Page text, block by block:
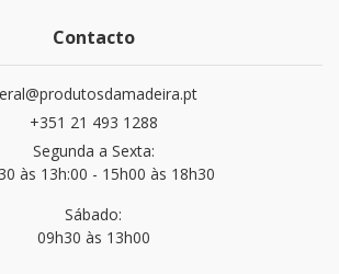
Contacto
+351 21 493 1288
Segunda a Sexta:
às 13h:00 - 15h00 às 18h30
Sábado:
09h30 às 13h00